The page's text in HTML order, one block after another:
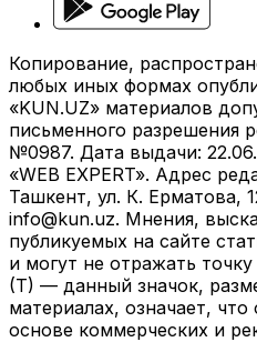
Копирование,
любых иных формах
«KUN.UZ» материалов
письменного разрешения
№0987. Дата выдачи:
«WEB EXPERT». Адрес
Ташкент, ул. К. Ерматова,
info@kun.uz. Мнения,
публикуемых на сайте
и могут не отражать
(T) — данный значок,
материалах, означает,
основе коммерческих и